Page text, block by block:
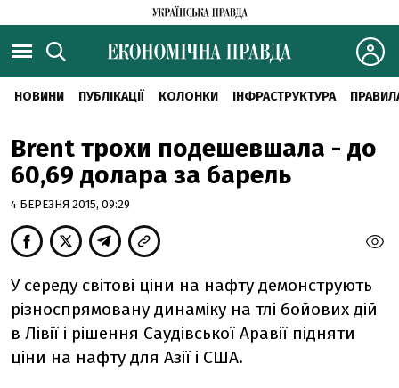
НОВИНИ ПУБЛІКАЦІЇ КОЛОНКИ ІНФРАСТРУКТУРА
Вrent трохи подешевшала - до
60,69 долара за барель
4 БЕРЕЗНЯ 2015, 09:29
У середу світові ціни на нафту демонструють
різноспрямовану динаміку на тлі бойових дій
в Лівії і рішення Саудівської Аравії підняти
ціни на нафту для Азії і США.